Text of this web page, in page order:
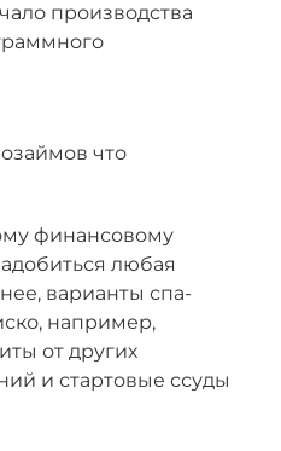
производства
финансовому
любая
варианты спа-
например,
от других
и стартовые ссуды